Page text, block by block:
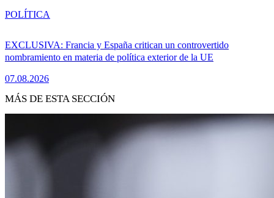
EXCLUSIVA: Francia y España critican un controvertido
nombramiento en materia de política exterior de la UE
07.08.2026
POLÍTICA
MÁS DE ESTA SECCIÓN